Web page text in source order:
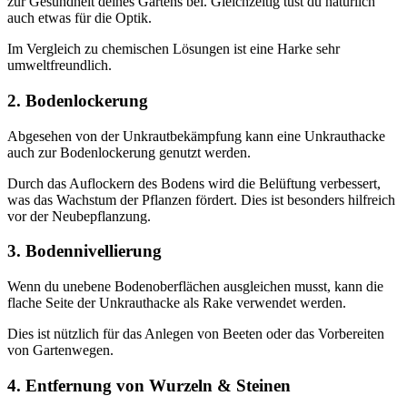
auch etwas für die Optik.
Im Vergleich zu chemischen Lösungen ist eine Harke sehr
umweltfreundlich.
2. Bodenlockerung
Abgesehen von der Unkrautbekämpfung kann eine Unkrauthacke
auch zur Bodenlockerung genutzt werden.
Durch das Auflockern des Bodens wird die Belüftung verbessert,
was das Wachstum der Pflanzen fördert. Dies ist besonders hilfreich
vor der Neubepflanzung.
3. Bodennivellierung
Wenn du unebene Bodenoberflächen ausgleichen musst, kann die
flache Seite der Unkrauthacke als Rake verwendet werden.
Dies ist nützlich für das Anlegen von Beeten oder das Vorbereiten
von Gartenwegen.
4. Entfernung von Wurzeln & Steinen